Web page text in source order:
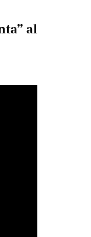
al